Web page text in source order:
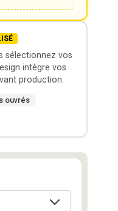
sélectionnez vos
intègre vos
production.
ouvrés